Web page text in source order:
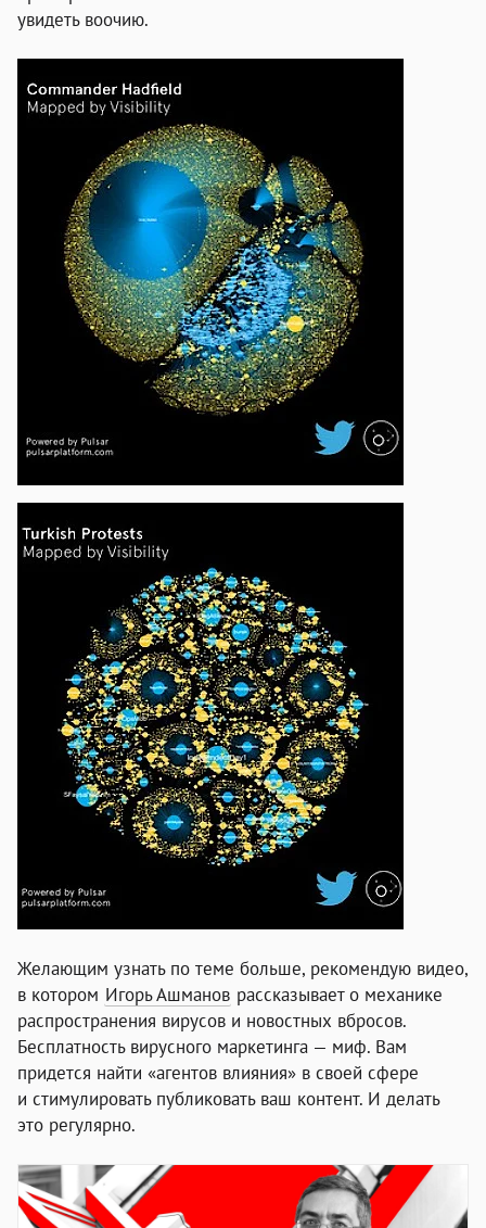
увидеть воочию.
Желающим узнать по теме больше, рекомендую видео,
в котором Игорь Ашманов рассказывает о механике
распространения вирусов и новостных вбросов.
Бесплатность вирусного маркетинга — миф. Вам
придется найти «агентов влияния» в своей сфере
и стимулировать публиковать ваш контент. И делать
это регулярно.
Видео: Ашманов о вирусных видео